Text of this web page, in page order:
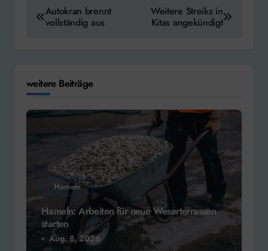
Autokran brennt
vollständig aus
Weitere Streiks in
Kitas angekündigt
weitere Beiträge
Hameln
Hameln: Arbeiten für neue Weserterrassen
starten
Aug. 8, 2026